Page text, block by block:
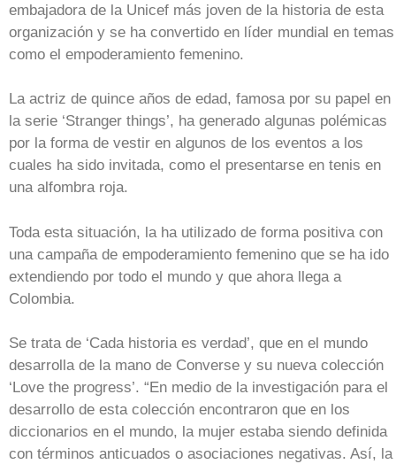
embajadora de la Unicef más joven de la historia de esta
organización y se ha convertido en líder mundial en temas
como el empoderamiento femenino.
La actriz de quince años de edad, famosa por su papel en
la serie ‘Stranger things’, ha generado algunas polémicas
por la forma de vestir en algunos de los eventos a los
cuales ha sido invitada, como el presentarse en tenis en
una alfombra roja.
Toda esta situación, la ha utilizado de forma positiva con
una campaña de empoderamiento femenino que se ha ido
extendiendo por todo el mundo y que ahora llega a
Colombia.
Se trata de ‘Cada historia es verdad’, que en el mundo
desarrolla de la mano de Converse y su nueva colección
‘Love the progress’. “En medio de la investigación para el
desarrollo de esta colección encontraron que en los
diccionarios en el mundo, la mujer estaba siendo definida
con términos anticuados o asociaciones negativas. Así, la